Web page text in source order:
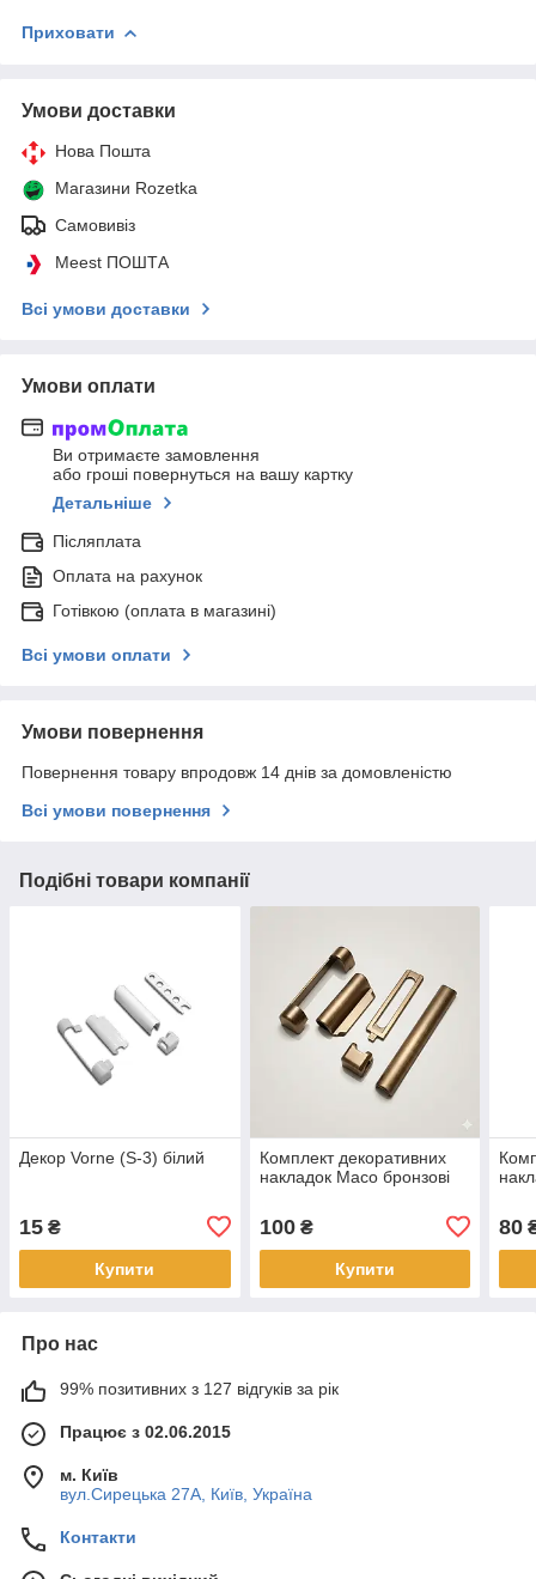
Приховати
Умови доставки
Нова Пошта
Магазини Rozetka
Самовивіз
Meest ПОШТА
Всі умови доставки
Умови оплати
Ви отримаєте замовлення
або гроші повернуться на вашу картку
Детальніше
Післяплата
Оплата на рахунок
Готівкою (оплата в магазині)
Всі умови оплати
Умови повернення
Повернення товару впродовж 14 днів за домовленістю
Всі умови повернення
Подібні товари компанії
Декор Vorne (S-3) білий
15 ₴
Купити
Комплект декоративних
накладок Maco бронзові
100₴
Купити
80
Про нас
99% позитивних з 127 відгуків за рік
Працює з 02.06.2015
м. Київ
вул.Сирецька 27А, Київ, Україна
Контакти